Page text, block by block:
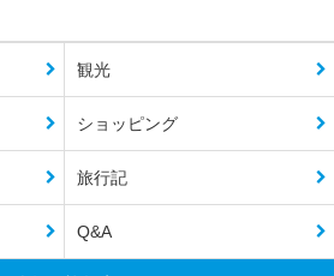
観光
ショッピング
旅行記
Q&A